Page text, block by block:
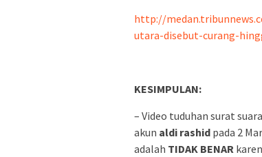
http://
utara-disebut-curang-
KESIMPULAN:
– Video tuduhan surat
akun aldi rashid pada 2
adalah TIDAK BENAR